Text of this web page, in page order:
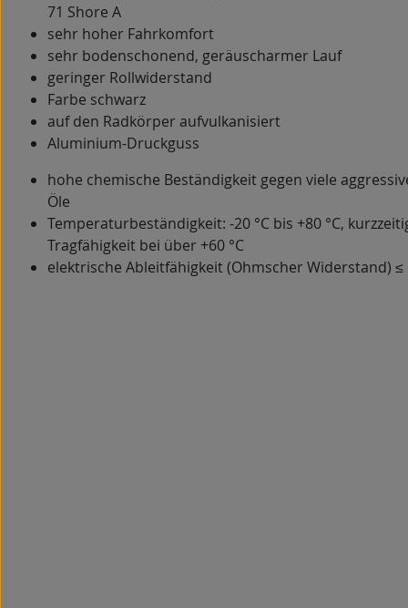
71 Shore A
sehr hoher Fahrkomfort
sehr bodenschonend, geräuscharmer Lauf
geringer Rollwiderstand
Farbe schwarz
auf den Radkörper aufvulkanisiert
Aluminium-Druckguss
hohe chemische Beständigkeit gegen viele
Öle
Temperaturbeständigkeit: -20 °C bis +80 °C,
Tragfähigkeit bei über +60 °C
elektrische Ableitfähigkeit (Ohmscher Widerstand) ≤